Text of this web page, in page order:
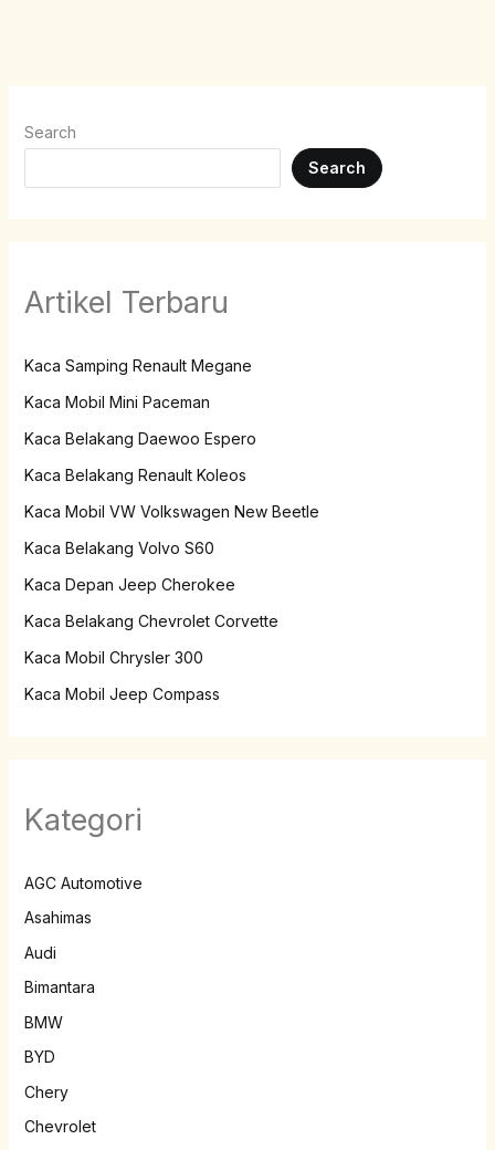
Search
Search
Artikel Terbaru
Kaca Samping Renault Megane
Kaca Mobil Mini Paceman
Kaca Belakang Daewoo Espero
Kaca Belakang Renault Koleos
Kaca Mobil VW Volkswagen New Beetle
Kaca Belakang Volvo S60
Kaca Depan Jeep Cherokee
Kaca Belakang Chevrolet Corvette
Kaca Mobil Chrysler 300
Kaca Mobil Jeep Compass
Kategori
AGC Automotive
Asahimas
Audi
Bimantara
BMW
BYD
Chery
Chevrolet